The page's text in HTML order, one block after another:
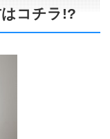
コチラ!?